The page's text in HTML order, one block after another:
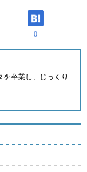
0
卒業し、じっくり